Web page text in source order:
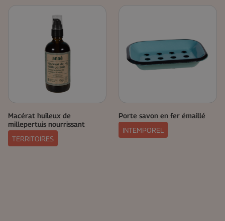
Macérat huileux de
millepertuis nourrissant
TERRITOIRES
Porte savon en fer émaillé
INTEMPOREL